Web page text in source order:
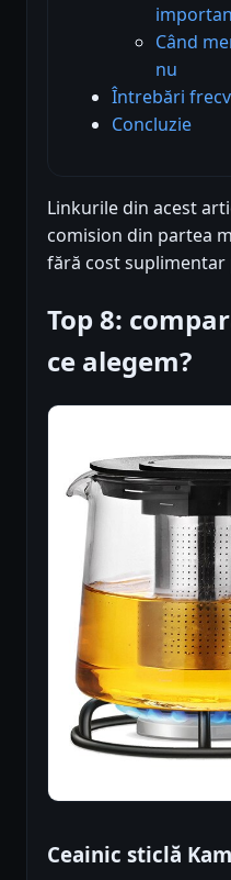
Când
nu
Întrebări
Concluzie
Linkurile din acest
comision din partea
fără cost
Top 8:
ce alegem?
Ceainic sticlă